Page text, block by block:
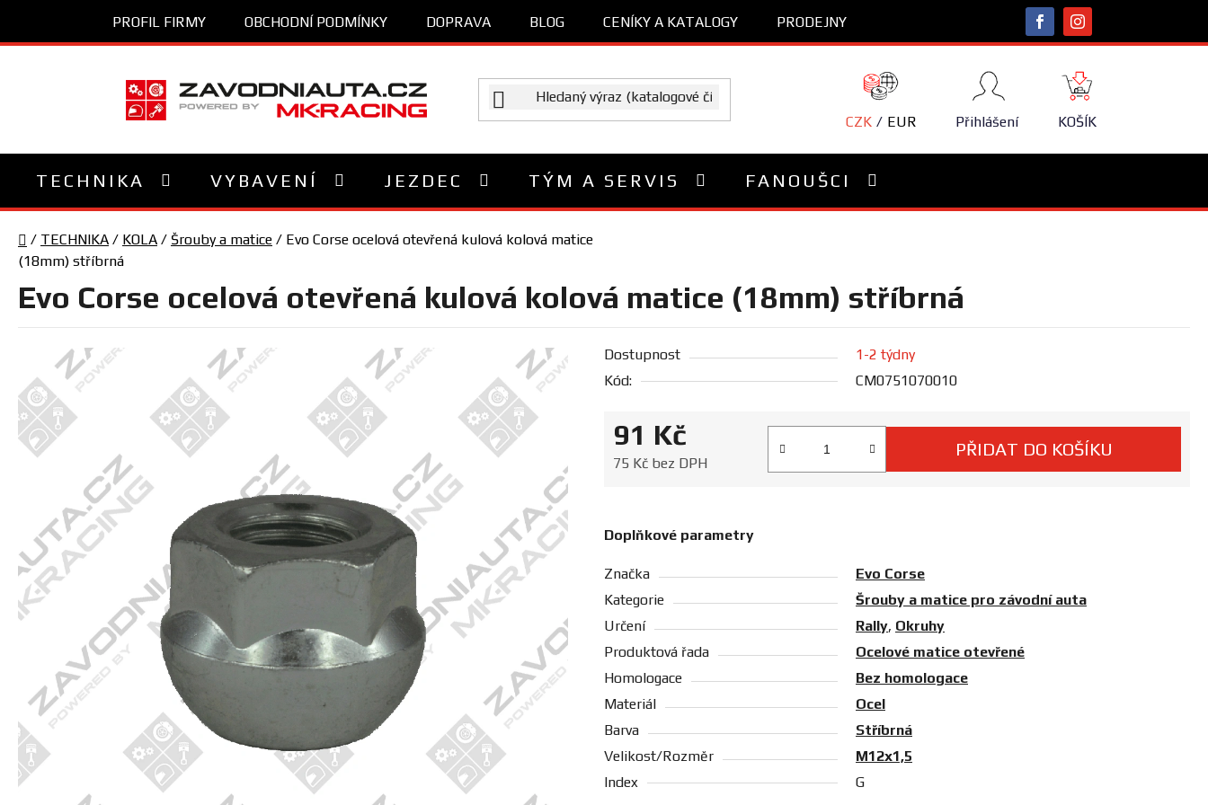
obsah
PROFIL FIRMY OBCHODNÍ PODMÍNKY DOPRAVA BLOG CENÍKY A KATALOGY PRODEJNY
CZK EUR Přihlášení
NÁKUPNÍ
KOŠÍK
KOŠÍK
TECHNIKA VYBAVENÍ JEZDEC TÝM A SERVIS FANOUŠCI
Domů
/ TECHNIKA / KOLA / Šrouby a matice / Evo Corse ocelová otevřená kulová kolová matice
(18mm) stříbrná
Evo Corse ocelová otevřená kulová kolová matice (18mm) stříbrná
Dostupnost
1-2 týdny
Kód:
CM0751070010
91 Kč
75 Kč bez DPH
PŘIDAT DO KOŠÍKU
Doplňkové parametry
Značka
Evo Corse
Kategorie
Šrouby a matice pro závodní auta
Určení
Rally, Okruhy
Produktová řada
Ocelové matice otevřené
Homologace
Bez homologace
Materiál
Ocel
Barva
Stříbrná
Velikost/Rozměr
M12x1,5
Index
G